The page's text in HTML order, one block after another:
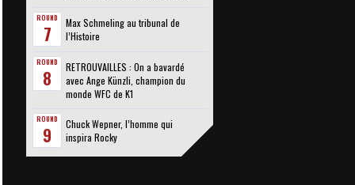
ROUND
7
Max Schmeling au tribunal de
l’Histoire
ROUND
8
RETROUVAILLES : On a bavardé
avec Ange Künzli, champion du
monde WFC de K1
ROUND
9
Chuck Wepner, l’homme qui
inspira Rocky